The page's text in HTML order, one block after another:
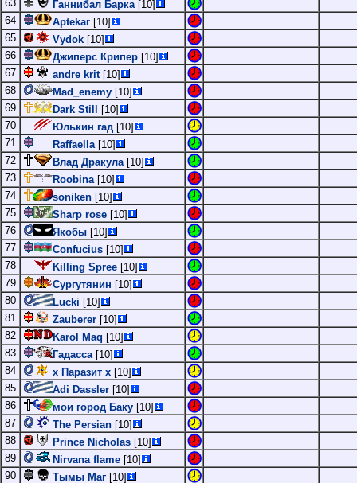
63
Ганнибал Барка[10]
64
Aptekar [10]
65
Vydok [10]
66
Джиперс Крипер [10]
67
andre krit[10]
68
Mad_enemy [10]
69
Dark Still
[10]
70
Юлькин гад [10]
71
Raffaella[10]
72
Влад Дракула[10]
73
Roobina[10]
74
soniken [10]
75
Sharp rose [10]
76
Якобы [10]
77
Confucius [10]
78
Killing Spree [10]
79
Сургутянин [10]
80
Lucki [10]
81
Zauberer [10]
82
Karol Maq [10]
83
Гадасса[10]
84
х Паразит х [10]
85
Adi Dassler [10]
86
мои город Баку [10]
87
The Persian [10]
88
Prince Nicholas [10]
89
Nirvana flame [10]
90
Тымы Маг [10]